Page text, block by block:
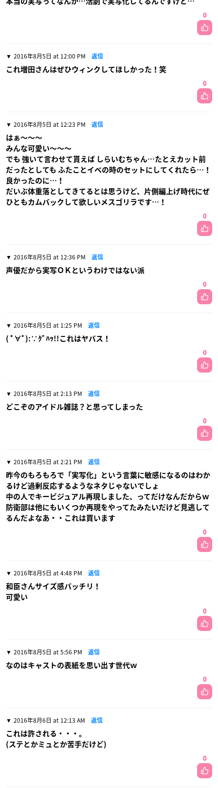
0
2016年8月5日 at 12:00 PM 返信
これ増田さんはぜひウィンクしてほしかった！笑
0
2016年8月5日 at 12:23 PM 返信
はぁ〜〜〜
みんな可愛い〜〜〜
でも 強いて言わせて貰えば しらいむちゃん…たとえカット前
だったとしても ふたことイベの時のセットにしてくれたら…！
良かったのに…！
だいぶ体重落としてきてるとは思うけど、片側編上げ時代にぜ
ひともカムバックして欲しいメスゴリラです…！
0
2016年8月5日 at 12:36 PM 返信
声優だから実写ＯＫというわけではない派
0
2016年8月5日 at 1:25 PM 返信
( ﾟ∀ﾟ):∵ｸﾞﾊｯ!!これはヤバス！
0
2016年8月5日 at 2:13 PM 返信
どこぞのアイドル雑誌？と思ってしまった
0
2016年8月5日 at 2:21 PM 返信
昨今のもろもろで「実写化」という言葉に敏感になるのはわか
るけど過剰反応するようなネタじゃないでしょ
中の人でキービジュアル再現しました、ってだけなんだからｗ
防衛部は他にもいくつか再現をやってたみたいだけど見逃して
るんだよなあ・・これは買います
0
2016年8月5日 at 4:48 PM 返信
和臣さんサイズ感バッチリ！
可愛い
0
2016年8月5日 at 5:56 PM 返信
なのはキャストの表紙を思い出す世代ｗ
0
2016年8月6日 at 12:13 AM 返信
これは許される・・・。
(ステとかミュとか苦手だけど)
0